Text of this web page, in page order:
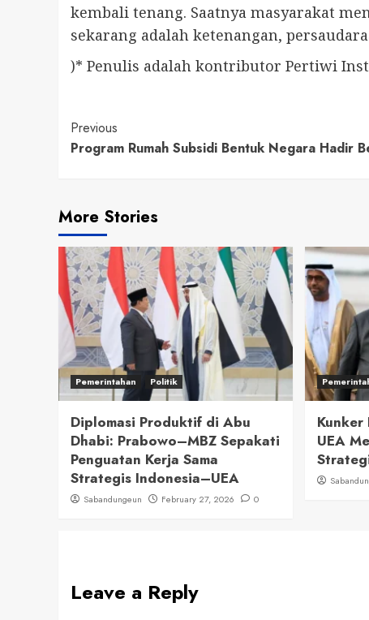
kembali tenang. Saatnya masyarakat
sekarang adalah ketenangan,
)* Penulis adalah kontributor Pertiwi
Continue
Reading
Previous
Program Rumah Subsidi Bentuk Negara Hadir
More Stories
Pemerintahan Politik
Diplomasi Produktif di Abu
Dhabi: Prabowo–MBZ Sepakati
Penguatan Kerja Sama
Strategis Indonesia–UEA
Sabandungeun February 27, 2026 0
Kunker
UEA
Leave a Reply